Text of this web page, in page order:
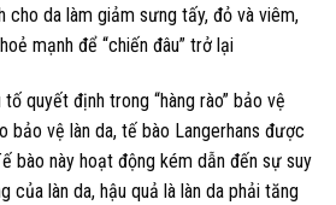
da làm giảm sưng tấy, đỏ và viêm,
mạnh để “chiến đâu” trở lại
quyết định trong “hàng rào” bảo vệ
vệ làn da, tế bào Langerhans được
bào này hoạt động kém dẫn đến sự suy
của làn da, hậu quả là làn da phải tăng